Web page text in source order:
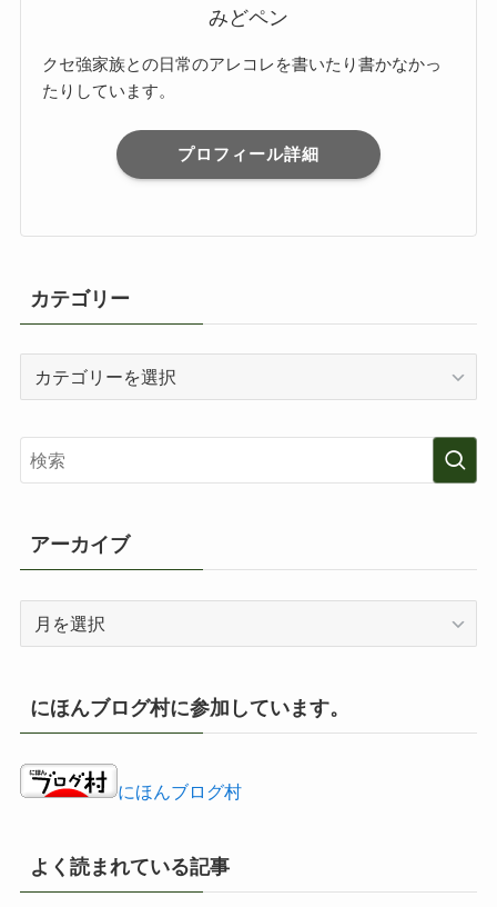
みどペン
クセ強家族との日常のアレコレを書いたり書かなかっ
たりしています。
プロフィール詳細
カテゴリー
リ
ー
アーカイブ
イ
ブ
にほんブログ村に参加しています。
にほんブログ村
よく読まれている記事